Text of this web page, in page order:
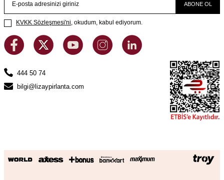
ABONE OL
KVKK Sözleşmesi'ni, okudum, kabul ediyorum.
444 50 74
bilgi@lizaypirlanta.com